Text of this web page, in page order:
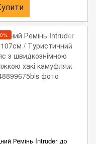
Ремінь Intruder до